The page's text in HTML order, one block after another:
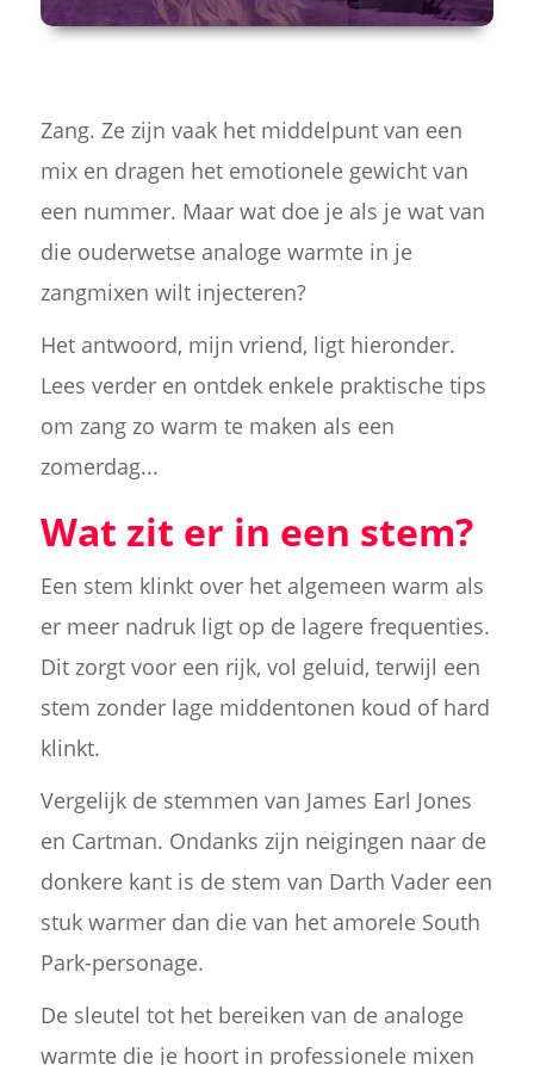
Zang. Ze zijn vaak het middelpunt van een
mix en dragen het emotionele gewicht van
een nummer. Maar wat doe je als je wat van
die ouderwetse analoge warmte in je
zangmixen wilt injecteren?
Het antwoord, mijn vriend, ligt hieronder.
Lees verder en ontdek enkele praktische tips
om zang zo warm te maken als een
zomerdag...
Wat zit er in een stem?
Een stem klinkt over het algemeen warm als
er meer nadruk ligt op de lagere frequenties.
Dit zorgt voor een rijk, vol geluid, terwijl een
stem zonder lage middentonen koud of hard
klinkt.
Vergelijk de stemmen van James Earl Jones
en Cartman. Ondanks zijn neigingen naar de
donkere kant is de stem van Darth Vader een
stuk warmer dan die van het amorele South
Park-personage.
De sleutel tot het bereiken van de analoge
warmte die je hoort in professionele mixen